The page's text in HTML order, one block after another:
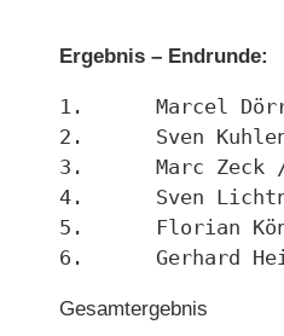
Ergebnis – Endrunde:
1.	Marcel
2.	Sven
3.	Marc
4.	Sven
5.	Florian
6.
Gesamtergebnis